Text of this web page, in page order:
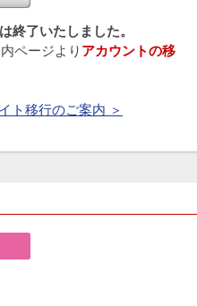
終了いたしました。
ページより アカウントの移
ト移行のご案内 ＞